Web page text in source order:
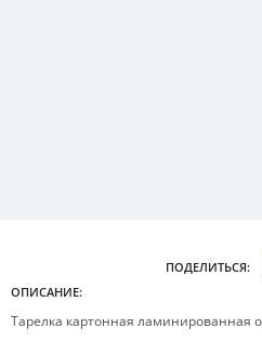
ПОДЕЛИТЬСЯ:
ОПИСАНИЕ:
Тарелка картонная ламинированная